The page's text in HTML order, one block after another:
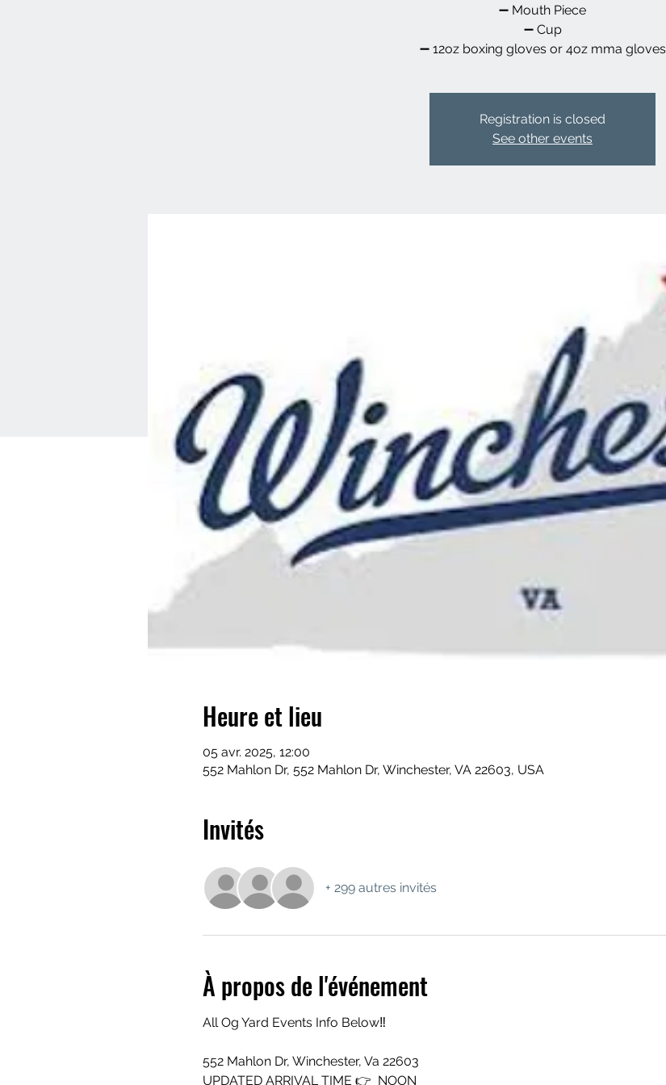
➖️ Mouth Piece
➖️ Cup
➖️ 12oz boxing gloves or 4oz mma gloves
Registration is closed
See other events
Heure et lieu
05 avr. 2025, 12:00
552 Mahlon Dr, 552 Mahlon Dr, Winchester, VA 22603, USA
Invités
+ 299 autres invités
À propos de l'événement
All Og Yard Events Info Below‼️
552 Mahlon Dr, Winchester, Va 22603
UPDATED ARRIVAL TIME 👉  NOON